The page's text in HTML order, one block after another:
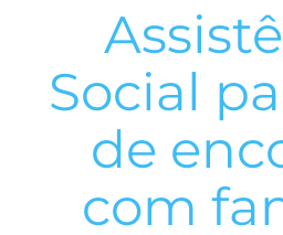
Social
de
com